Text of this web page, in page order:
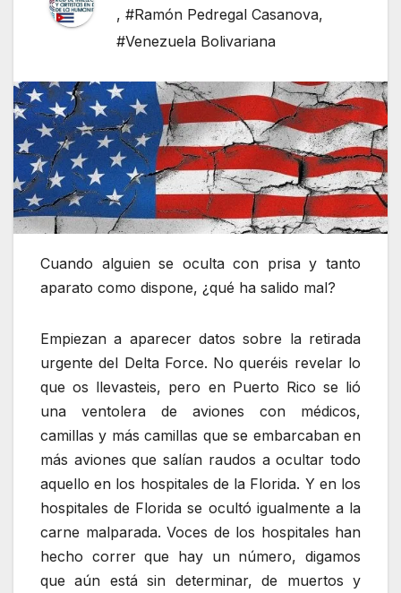
, #Ramón Pedregal Casanova,
#Venezuela Bolivariana
Cuando alguien se oculta con prisa y tanto
aparato como dispone, ¿qué ha salido mal?
Empiezan a aparecer datos sobre la retirada
urgente del Delta Force. No queréis revelar lo
que os llevasteis, pero en Puerto Rico se lió
una ventolera de aviones con médicos,
camillas y más camillas que se embarcaban en
más aviones que salían raudos a ocultar todo
aquello en los hospitales de la Florida. Y en los
hospitales de Florida se ocultó igualmente a la
carne malparada. Voces de los hospitales han
hecho correr que hay un número, digamos
que aún está sin determinar, de muertos y